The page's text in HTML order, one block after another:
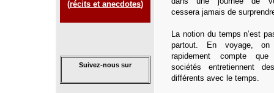
(récits et anecdotes)
Suivez-nous sur
cessera jamais de
La notion du temps n’est
partout. En voyage,
rapidement compte que
sociétés entretiennent
différents avec le temps.